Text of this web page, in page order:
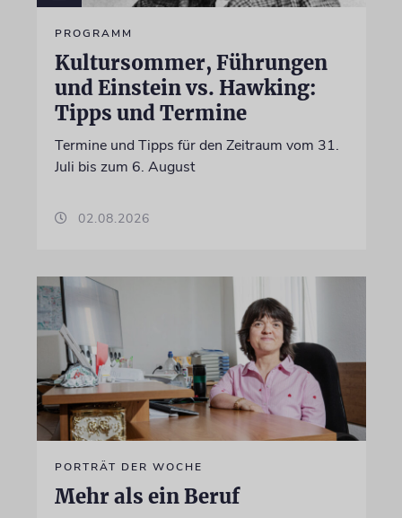
PROGRAMM
Kultursommer, Führungen
und Einstein vs. Hawking:
Tipps und Termine
Termine und Tipps für den Zeitraum vom 31.
Juli bis zum 6. August
02.08.2026
PORTRÄT DER WOCHE
Mehr als ein Beruf